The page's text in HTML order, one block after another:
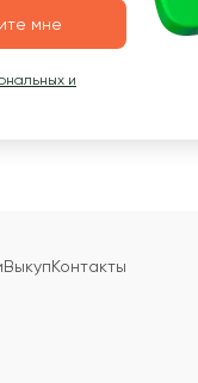
мне
и
ВыкупКонтакты